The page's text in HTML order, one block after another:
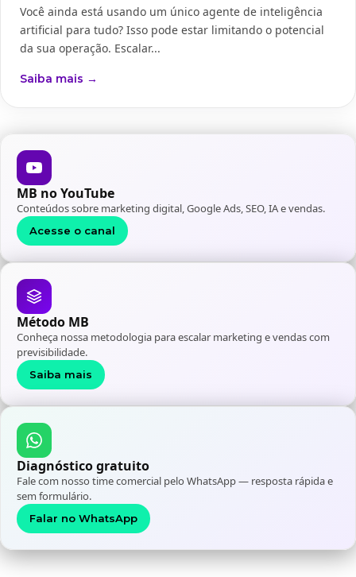
Você ainda está usando um único agente de inteligência
artificial para tudo? Isso pode estar limitando o potencial
da sua operação. Escalar...
Saiba mais →
MB no YouTube
Conteúdos sobre marketing digital, Google Ads, SEO, IA e vendas.
Acesse o canal
Método MB
Conheça nossa metodologia para escalar marketing e vendas com
previsibilidade.
Saiba mais
Diagnóstico gratuito
Fale com nosso time comercial pelo WhatsApp — resposta rápida e
sem formulário.
Falar no WhatsApp